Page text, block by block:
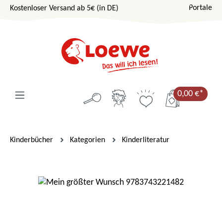
Zum Hauptinhalt springen
Kostenloser Versand ab 5€ (in DE) Portale
0,00 €*
Kinderbücher Kategorien Kinderliteratur
Bildergalerie überspringen